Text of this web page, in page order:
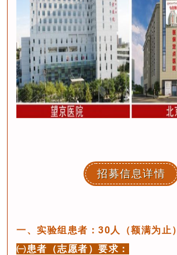
招募信息详情
一、实验组患者：30人（额满为止）
㈠患者（志愿者）要求：